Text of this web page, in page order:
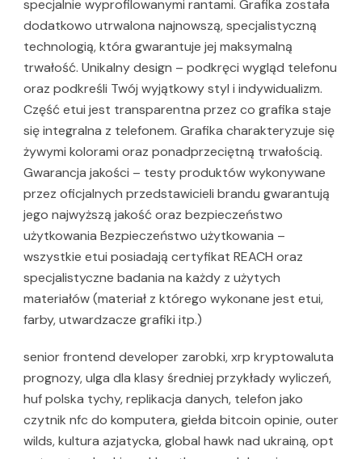
specjalnie wyprofilowanymi rantami. Grafika została
dodatkowo utrwalona najnowszą, specjalistyczną
technologią, która gwarantuje jej maksymalną
trwałość. Unikalny design – podkręci wygląd telefonu
oraz podkreśli Twój wyjątkowy styl i indywidualizm.
Część etui jest transparentna przez co grafika staje
się integralna z telefonem. Grafika charakteryzuje się
żywymi kolorami oraz ponadprzeciętną trwałością.
Gwarancja jakości – testy produktów wykonywane
przez oficjalnych przedstawicieli brandu gwarantują
jego najwyższą jakość oraz bezpieczeństwo
użytkowania Bezpieczeństwo użytkowania –
wszystkie etui posiadają certyfikat REACH oraz
specjalistyczne badania na każdy z użytych
materiałów (materiał z którego wykonane jest etui,
farby, utwardzacze grafiki itp.)
senior frontend developer zarobki, xrp kryptowaluta
prognozy, ulga dla klasy średniej przykłady wyliczeń,
huf polska tychy, replikacja danych, telefon jako
czytnik nfc do komputera, giełda bitcoin opinie, outer
wilds, kultura azjatycka, global hawk nad ukrainą, opt